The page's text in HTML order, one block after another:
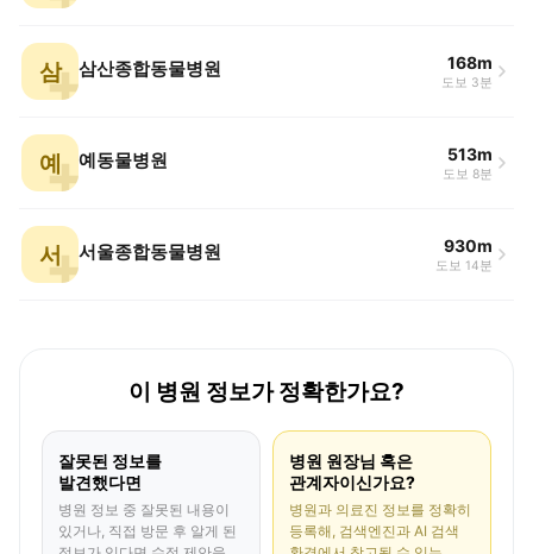
삼 삼산종합동물병원 168m
도보 3분
예 예동물병원 513m
도보 8분
서 서울종합동물병원 930m
도보 14분
이 병원 정보가 정확한가요?
잘못된 정보를
발견했다면
병원 정보 중 잘못된 내용이
있거나, 직접 방문 후 알게 된
병원 원장님 혹은
관계자이신가요?
병원과 의료진 정보를 정확히
등록해, 검색엔진과 AI 검색